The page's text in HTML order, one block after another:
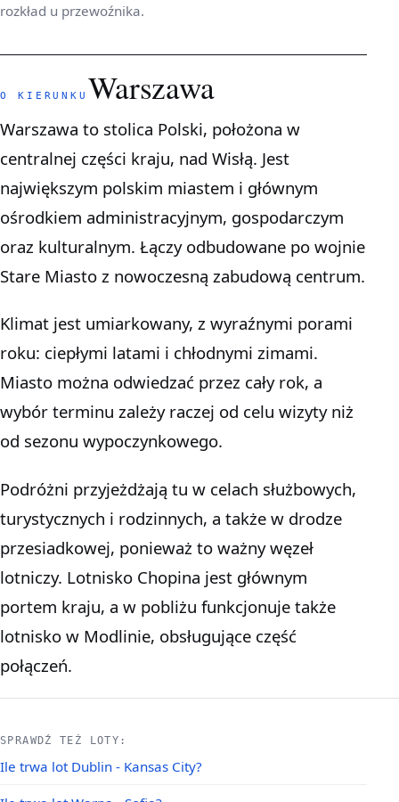
rozkład u przewoźnika.
O KIERUNKU Warszawa
Warszawa to stolica Polski, położona w
centralnej części kraju, nad Wisłą. Jest
największym polskim miastem i głównym
ośrodkiem administracyjnym, gospodarczym
oraz kulturalnym. Łączy odbudowane po wojnie
Stare Miasto z nowoczesną zabudową centrum.
Klimat jest umiarkowany, z wyraźnymi porami
roku: ciepłymi latami i chłodnymi zimami.
Miasto można odwiedzać przez cały rok, a
wybór terminu zależy raczej od celu wizyty niż
od sezonu wypoczynkowego.
Podróżni przyjeżdżają tu w celach służbowych,
turystycznych i rodzinnych, a także w drodze
przesiadkowej, ponieważ to ważny węzeł
lotniczy. Lotnisko Chopina jest głównym
portem kraju, a w pobliżu funkcjonuje także
lotnisko w Modlinie, obsługujące część
połączeń.
SPRAWDŹ TEŻ LOTY:
Ile trwa lot Dublin - Kansas City?